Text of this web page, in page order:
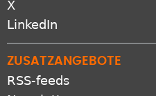
LinkedIn
RSS-feeds
Newsletter